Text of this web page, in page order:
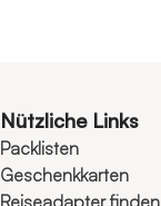
Nützliche Links
Packlisten
Geschenkkarten
Reiseadapter finden